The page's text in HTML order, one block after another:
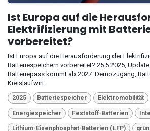
Ist Europa auf die
Elektrifizierung mit
vorbereitet?
Ist Europa auf die Herausforderung der
Batteriespeichern vorbereitet? 25.5.2025,
Batteriepass kommt ab 2027: Demozugang,
Kreislaufwirt...
2025 Batteriespeicher Elektromobilität
Energiespeicher Feststoff-Batterien
Lithium-Eisenphosphat-Batterien (LFP)